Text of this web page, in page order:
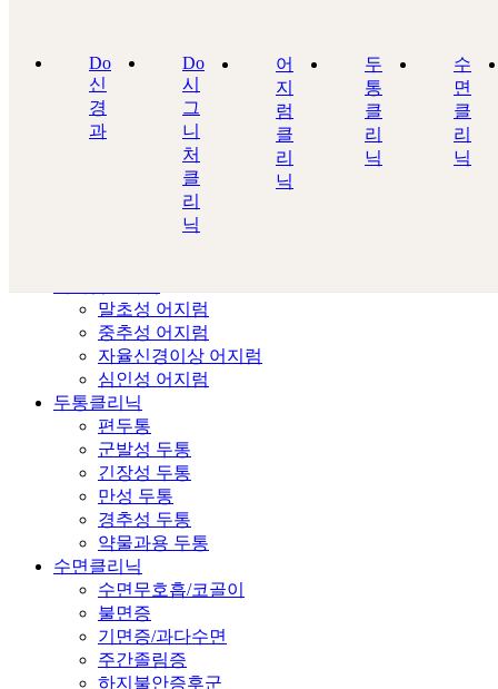
Do
신
경
과
Do
시
그
니
처
클
리
닉
어
지
럼
클
리
닉
두
통
클
리
닉
수
면
클
리
닉
의료진 소개
진료안내
장비소개
Do시그니처클리닉
맞춤형 전정재활
말초성 어지럼
중추성 어지럼
자율신경이상 어지럼
심인성 어지럼
두통클리닉
편두통
군발성 두통
긴장성 두통
만성 두통
경추성 두통
약물과용 두통
수면클리닉
수면무호흡/코골이
불면증
기면증/과다수면
주간졸림증
하지불안증후군